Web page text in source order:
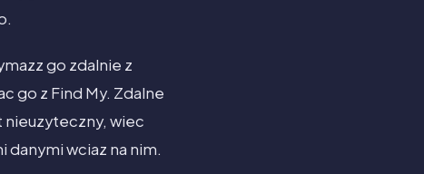
go zdalnie z
go z Find My. Zdalne
nieuzyteczny, wiec
wciaz na nim.